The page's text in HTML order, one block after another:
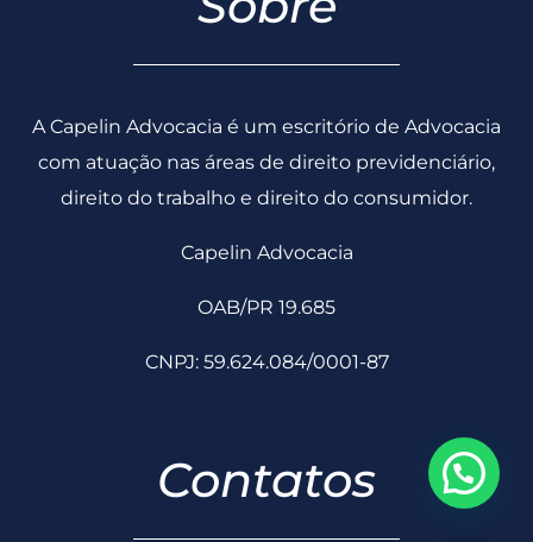
com atuação nas áreas de direito previdenciário,
OAB/PR 19.685
Contatos
(43) 3356-0230